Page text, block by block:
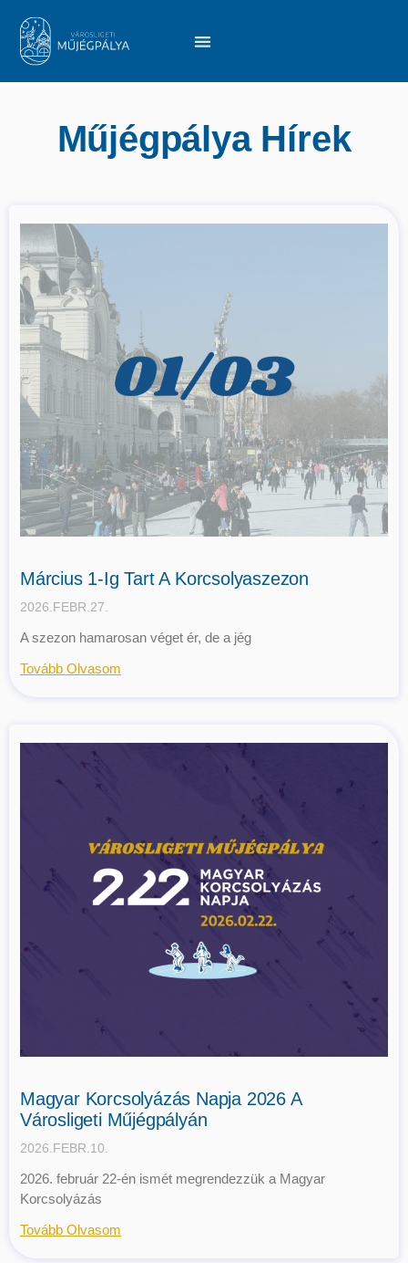
Műjégpálya Hírek
Március 1-Ig Tart A Korcsolyaszezon
2026.FEBR.27.
A szezon hamarosan véget ér, de a jég
Tovább Olvasom
Magyar Korcsolyázás Napja 2026 A
Városligeti Műjégpályán
2026.FEBR.10.
2026. február 22-én ismét megrendezzük a Magyar
Korcsolyázás
Tovább Olvasom